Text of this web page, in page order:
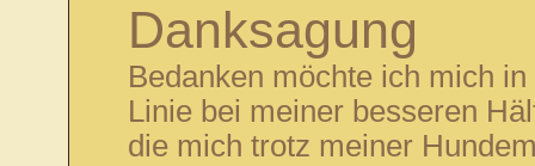
Danksagung
Bedanken möchte ich mich in
Linie bei meiner besseren
die mich trotz meiner